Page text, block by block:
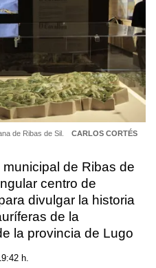
de Ribas de Sil. CARLOS CORTÉS
de Ribas de
centro de
divulgar la historia
de la
la provincia de Lugo
h.